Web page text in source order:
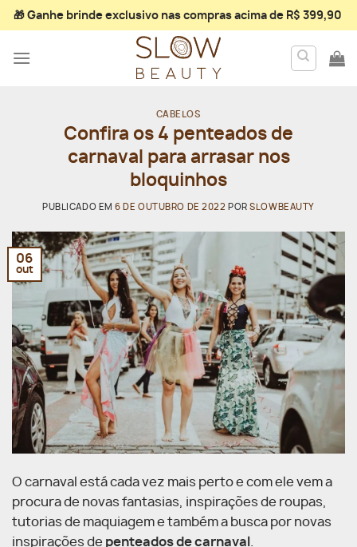
Skip
to
🎁 Ganhe brinde exclusivonas compras acima de R$ 399,90
CABELOS
Confira os 4 penteados de
carnaval para arrasar nos
bloquinhos
PUBLICADO EM6 DE OUTUBRO DE 2022 PORSLOWBEAUTY
06
out
O carnaval está cada vez mais perto e com ele vem a
procura de novas fantasias, inspirações de roupas,
tutorias de maquiagem e também a busca por novas
inspirações de penteados de carnaval .